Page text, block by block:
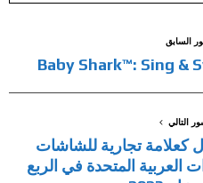
السابق
التالي
كعلامة تجارية للشاشات
العربية المتحدة في الربع